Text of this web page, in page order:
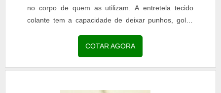
no corpo de quem as utilizam. A entretela tecido
colante tem a capacidade de deixar punhos, golas
COTAR AGORA